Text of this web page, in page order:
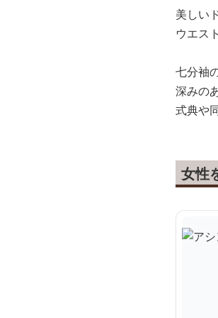
美しい
ウエス
七分袖
深みの
式典や
女性